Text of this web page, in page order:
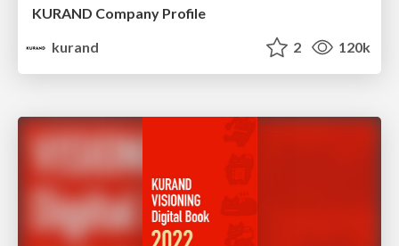
KURAND Company Profile
kurand
2 120k